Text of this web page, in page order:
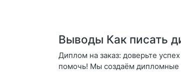
Выводы Как писать
Диплом на заказ: доверьте
помочь! Мы создаём дипломные